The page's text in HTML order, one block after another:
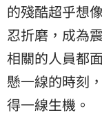
的殘酷超乎想
忍折磨，成為
相關的人員都
懸一線的時刻
得一線生機。